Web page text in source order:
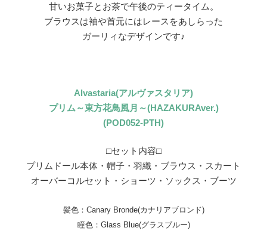
甘いお菓子とお茶で午後のティータイム。
ブラウスは袖や首元にはレースをあしらった
ガーリィなデザインです♪
Alvastaria(アルヴァスタリア)
プリム～東方花鳥風月～(HAZAKURAver.)
(POD052-PTH)
□セット内容□
プリムドール本体・帽子・羽織・ブラウス・スカート
オーバーコルセット・ショーツ・ソックス・ブーツ
髪色：Canary Bronde(カナリアブロンド)
瞳色：Glass Blue(グラスブルー)